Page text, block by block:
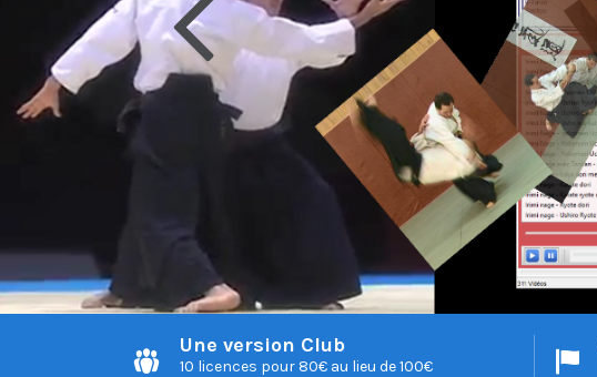
Une version Club
10 licences pour 80€ au lieu de 100€